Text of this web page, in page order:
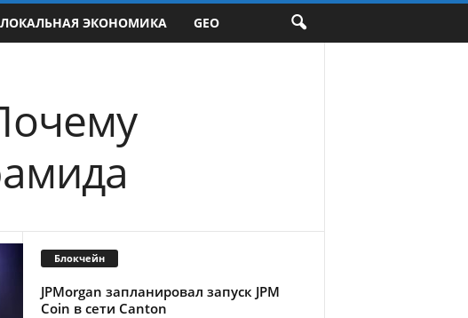
ЛОКАЛЬНАЯ ЭКОНОМИКА GEO
Блокчейн
JPMorgan запланировал запуск JPM
Coin в сети Canton